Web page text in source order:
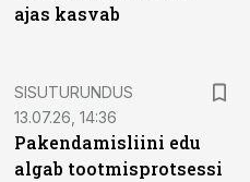
ajas kasvab
SISUTURUNDUS
13.07.26, 14:36
Pakendamisliini edu
algab tootmisprotsessi